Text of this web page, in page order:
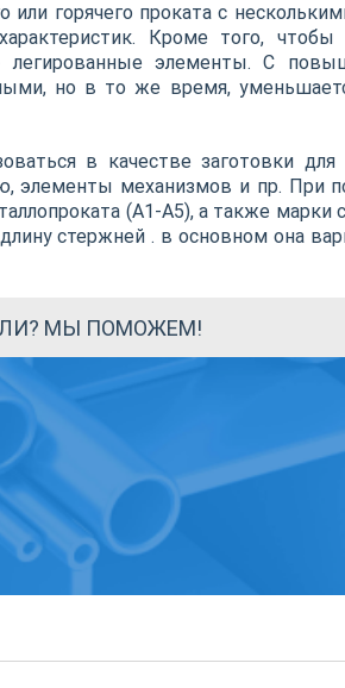
горячего проката с
Кроме того, чтобы
легированные элементы. С
но в то же время,
в качестве заготовки
элементы механизмов и пр. При
(А1-А5), а также марки
стержней . в основном она
МЫ ПОМОЖЕМ!